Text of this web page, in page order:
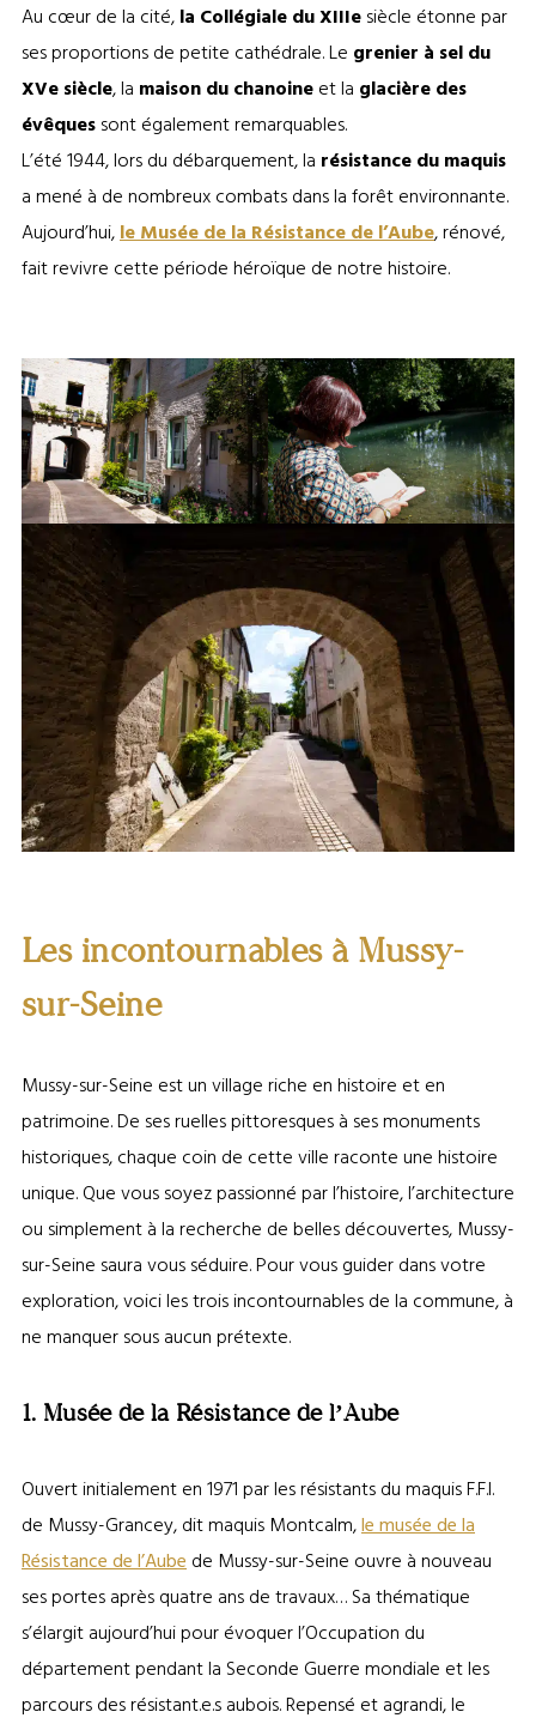
Au cœur de la cité,la Collégiale du XIIIesiècle étonne par
ses proportions de petite cathédrale. Le grenier à sel du
XVe siècle, la maison du chanoineet la glacière des
évêquessont également remarquables.
L’été 1944, lors du débarquement, la résistance du maquis
a mené à de nombreux combats dans la forêt environnante.
Aujourd’hui,le Musée de la Résistance de l’Aube, rénové,
fait revivre cette période héroïque de notre histoire.
Mussy-sur-Seine ®Franz
Pfifferling
Mussy sous l’occupation ©OT
Côte des Bar / Amélie Girou
Les incontournables à Mussy-
sur-Seine
Mussy-sur-Seine est un village riche en histoire et en
patrimoine. De ses ruelles pittoresques à ses monuments
historiques, chaque coin de cette ville raconte une histoire
unique. Que vous soyez passionné par l’histoire, l’architecture
ou simplement à la recherche de belles découvertes, Mussy-
sur-Seine saura vous séduire. Pour vous guider dans votre
exploration, voici les trois incontournables de la commune, à
ne manquer sous aucun prétexte.
1. Musée de la Résistance de l’Aube
Ouvert initialement en 1971 par les résistants du maquis F.F.I.
de Mussy-Grancey, dit maquis Montcalm,le musée de la
Résistance de l’Aubede Mussy-sur-Seine ouvre à nouveau
ses portes après quatre ans de travaux… Sa thématique
s’élargit aujourd’hui pour évoquer l’Occupation du
département pendant la Seconde Guerre mondiale et les
parcours des résistant.e.s aubois. Repensé et agrandi, le